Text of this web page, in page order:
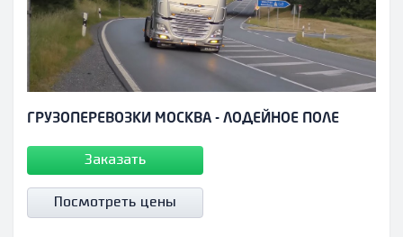
ГРУЗОПЕРЕВОЗКИ МОСКВА - ЛОДЕЙНОЕ ПОЛЕ
Заказать
Посмотреть цены